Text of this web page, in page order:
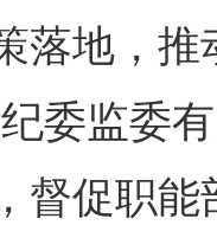
落地，
委监委
督促职